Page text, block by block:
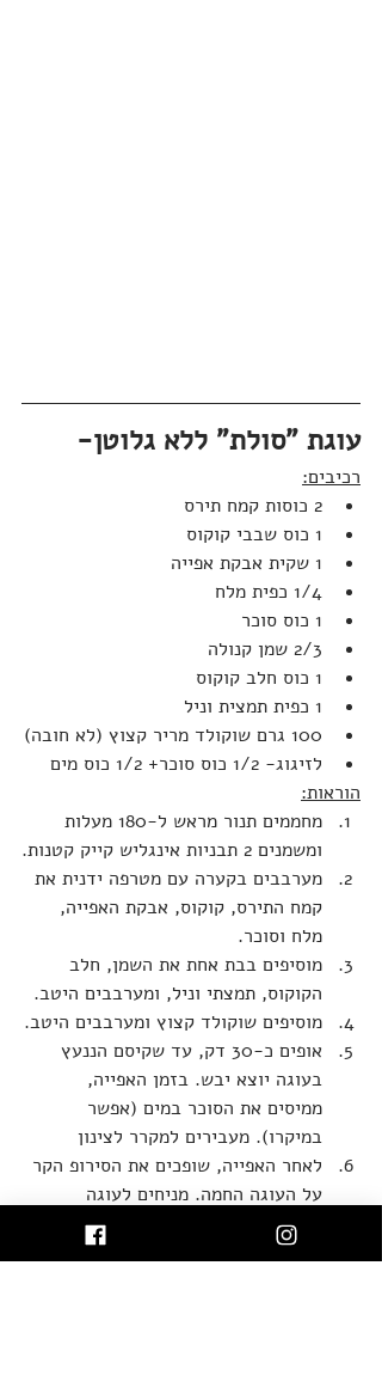
עוגת "סולת" ללא גלוטן-
רכיבים:
2 כוסות קמח תירס
1 כוס שבבי קוקוס
1 שקית אבקת אפייה
1/4 כפית מלח
1 כוס סוכר
2/3 שמן קנולה
1 כוס חלב קוקוס
1 כפית תמצית וניל
100 גרם שוקולד מריר קצוץ (לא חובה)
לזיגוג- 1/2 כוס סוכר+ 1/2 כוס מים
הוראות:
מחממים תנור מראש ל-180 מעלות
ומשמנים 2 תבניות אינגליש קייק קטנות.
מערבבים בקערה עם מטרפה ידנית את
קמח התירס, קוקוס, אבקת האפייה,
מלח וסוכר.
מוסיפים בבת אחת את השמן, חלב
הקוקוס, תמצתי וניל, ומערבבים היטב.
מוסיפים שוקולד קצוץ ומערבבים היטב.
אופים כ-30 דק, עד שקיסם הננעץ
בעוגה יוצא יבש. בזמן האפייה,
ממיסים את הסוכר במים (אפשר
במיקרו). מעבירים למקרר לצינון
לאחר האפייה, שופכים את הסירופ הקר
על העוגה החמה. מניחים לעוגה
להצטנן לפני פריסה. בתיאבון!